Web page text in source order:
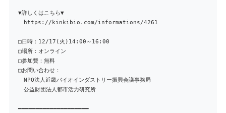
▼詳しくはこちら▼
https://kinkibio.com/informations/4261
□日時：12/17(火)14:00～16:00
□場所：オンライン
□参加費：無料
□お問い合わせ：
NPO法人近畿バイオインダストリー振興会議事務局
公益財団法人都市活力研究所
━━━━━━━━━━━━━━━━━━━━